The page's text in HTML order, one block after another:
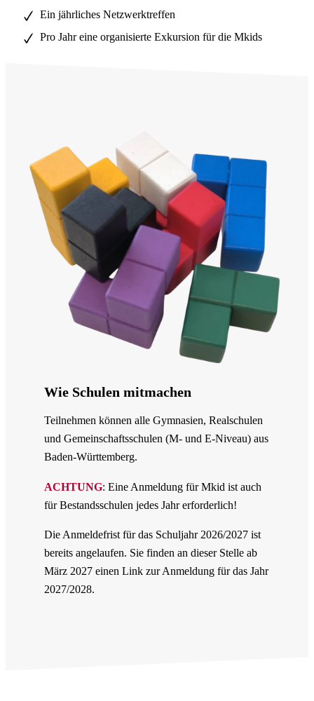
Ein jährliches Netzwerktreffen
Pro Jahr eine organisierte Exkursion für die Mkids
Wie Schulen mitmachen
Teilnehmen können alle Gymnasien, Realschulen
und Gemeinschaftsschulen (M- und E-Niveau) aus
Baden-Württemberg.
ACHTUNG: Eine Anmeldung für Mkid ist auch
für Bestandsschulen jedes Jahr erforderlich!
Die Anmeldefrist für das Schuljahr 2026/2027 ist
bereits angelaufen. Sie finden an dieser Stelle ab
März 2027 einen Link zur Anmeldung für das Jahr
2027/2028.